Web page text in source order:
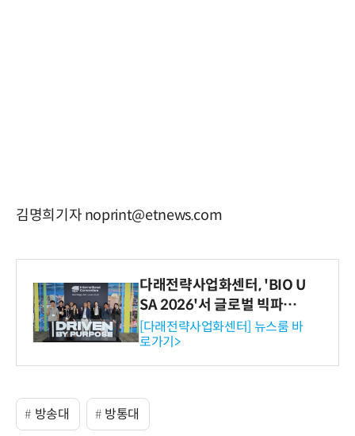
김명희기자 noprint@etnews.com
다래전략사업화센터, 'BIO U
SA 2026'서 글로벌 빅파마
와의 비즈니스 미팅 지원…K
-바이오 해외 진출 교두보 확
보
[다래전략사업화센터] 뉴스룸 바
로가기>
방송대 방통대